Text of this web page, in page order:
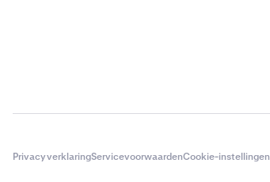
PrivacyverklaringServicevoorwaardenCookie-instellingen